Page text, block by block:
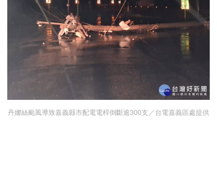
丹娜絲颱風導致嘉義縣市配電電桿倒斷逾300支／台電嘉義區處提供